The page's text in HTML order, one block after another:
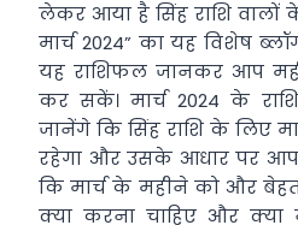
लेकर आया है सिंह राशि वालों
मार्च 2024” का यह विशेष
यह राशिफल जानकर आप
कर सकें। मार्च 2024 के
जानेंगे कि सिंह राशि के लिए
रहेगा और उसके आधार पर
कि मार्च के महीने को और
क्या करना चाहिए और क्या